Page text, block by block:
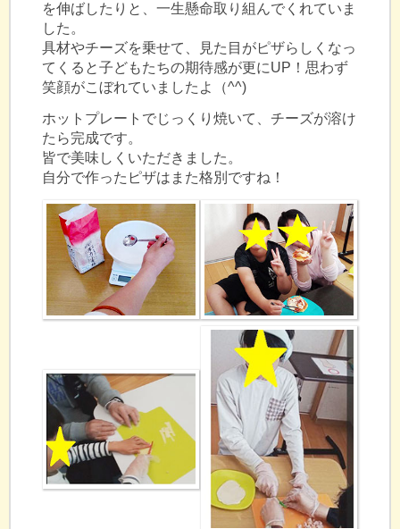
を伸ばしたりと、一生懸命取り組んでくれていま
した。
具材やチーズを乗せて、見た目がピザらしくなっ
てくると子どもたちの期待感が更にUP！思わず
笑顔がこぼれていましたよ（^^)
ホットプレートでじっくり焼いて、チーズが溶け
たら完成です。
皆で美味しくいただきました。
自分で作ったピザはまた格別ですね！